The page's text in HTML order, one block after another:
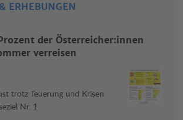
ERHEBUNGEN
der Österreicher:innen
verreisen
trotz Teuerung und Krisen
Nr. 1